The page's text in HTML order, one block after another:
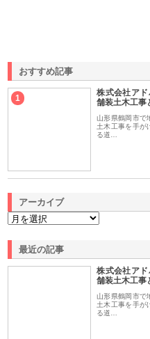
おすすめ記事
1
株式会社ア
舗装土木工事
山形県鶴岡市で
土木工事を手が
る道…
アーカイブ
最近の記事
株式会社ア
舗装土木工事
山形県鶴岡市で
土木工事を手が
る道…